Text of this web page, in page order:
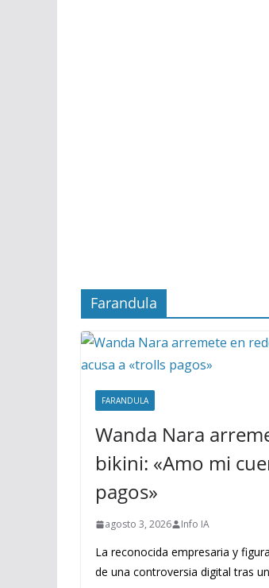
Farandula
FARANDULA
Wanda Nara
bikini: «Amo mi
pagos»
agosto 3, 2026 Info IA
La reconocida empresaria y
de una controversia digital tras